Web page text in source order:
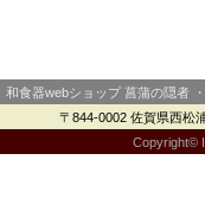
和食器webショップ 菖蒲の隠者
〒844-0002 佐賀県西松
Copyright©